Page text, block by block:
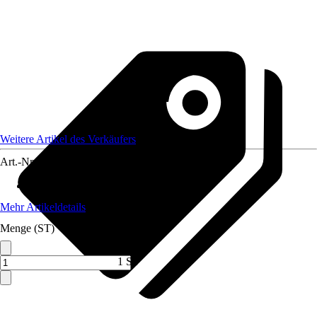
Weitere Artikel des Verkäufers
Art.-Nr.
Mehr Artikeldetails
Menge (ST)
1 ST